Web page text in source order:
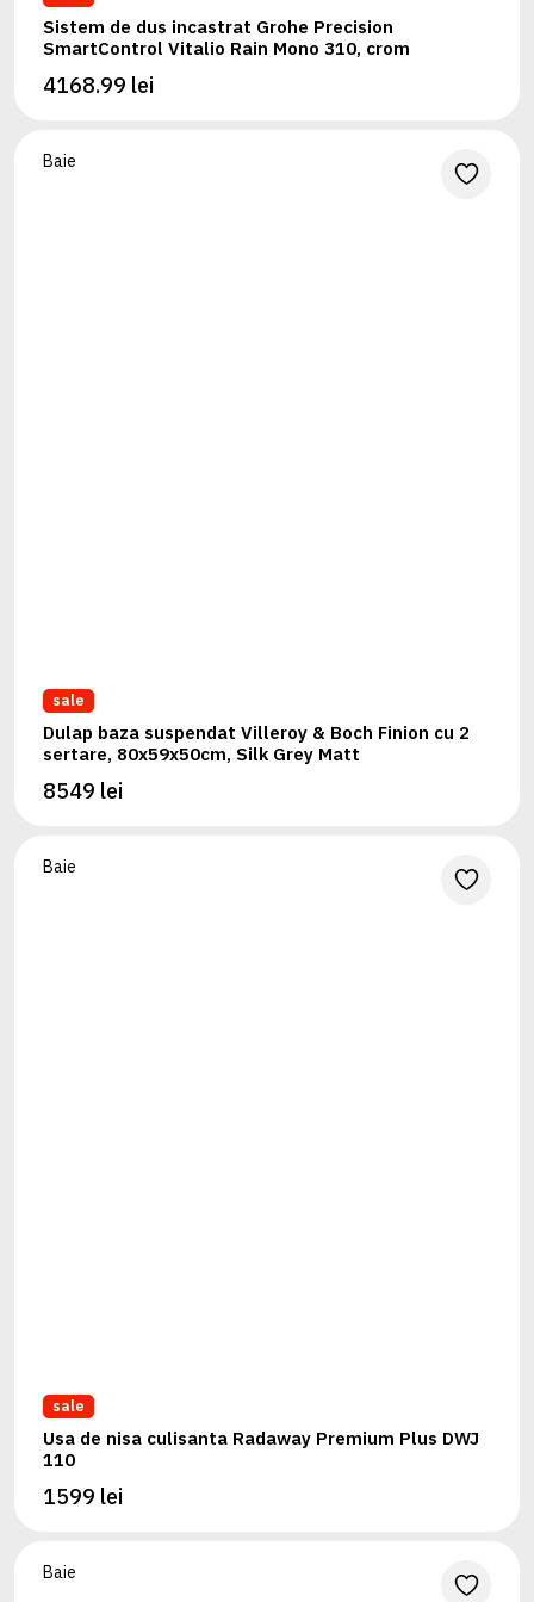
Sistem de dus incastrat Grohe Precision
SmartControl Vitalio Rain Mono 310, crom
4168.99 lei
Baie
sale
Dulap baza suspendat Villeroy & Boch Finion cu 2
sertare, 80x59x50cm, Silk Grey Matt
8549 lei
Baie
sale
Usa de nisa culisanta Radaway Premium Plus DWJ
110
1599 lei
Baie